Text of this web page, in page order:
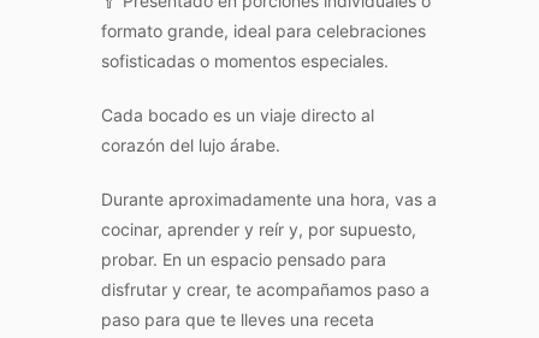
formato grande, ideal para celebraciones
sofisticadas o momentos especiales.
Cada bocado es un viaje directo al
corazón del lujo árabe.
Durante aproximadamente una hora, vas a
cocinar, aprender y reír y, por supuesto,
probar. En un espacio pensado para
disfrutar y crear, te acompañamos paso a
paso para que te lleves una receta